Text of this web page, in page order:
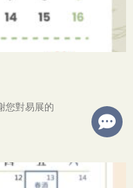
您對易展的